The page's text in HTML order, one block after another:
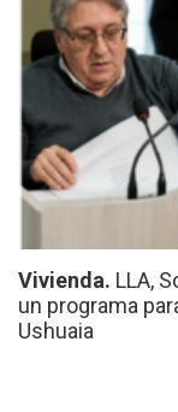
Vivienda. LLA,
un programa
Ushuaia